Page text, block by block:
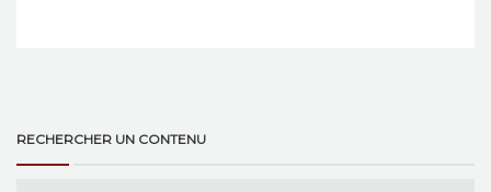
RECHERCHER UN CONTENU